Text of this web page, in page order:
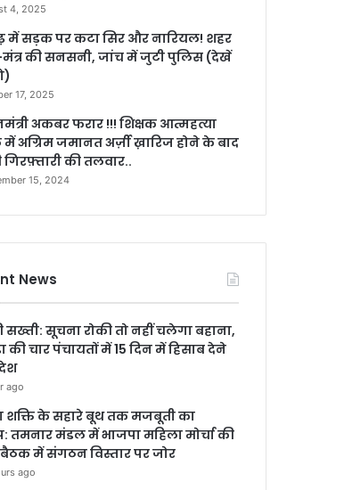
4, 2025
में सड़क पर कटा सिर और नारियल! शहर
मंत्र की सनसनी, जांच में जुटी पुलिस (देखें
17, 2025
अकबर फरार !!! शिक्षक आत्महत्या
अग्रिम जमानत अर्ज़ी ख़ारिज होने के बाद
की तलवार..
15, 2024
News
सख्ती: सूचना रोकी तो नहीं चलेगा बहाना,
की चार पंचायतों में 15 दिन में हिसाब देने
ago
शक्ति के सहारे बूथ तक मजबूती का
तमनार मंडल में भाजपा महिला मोर्चा की
में संगठन विस्तार पर जोर
ago